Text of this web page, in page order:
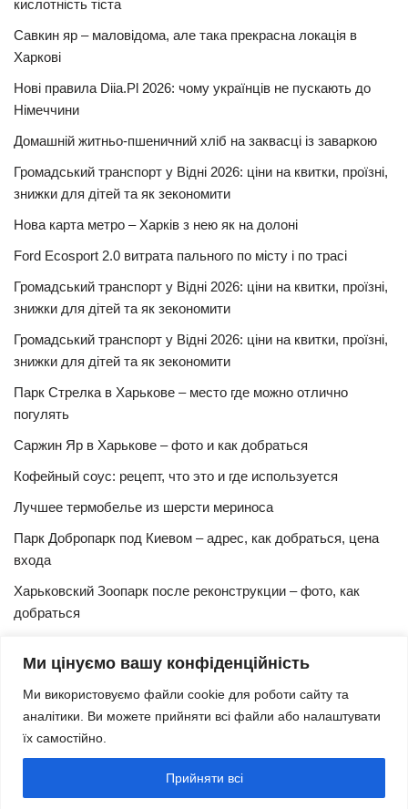
Ми цінуємо вашу конфіденційність
Ми використовуємо файли cookie для роботи сайту та
аналітики. Ви можете прийняти всі файли або налаштувати
їх самостійно.
Прийняти всі
кислотність тіста
Савкин яр – маловідома, але така прекрасна локація в
Харкові
Нові правила Diia.Pl 2026: чому українців не пускають до
Німеччини
Домашній житньо-пшеничний хліб на заквасці із заваркою
Громадський транспорт у Відні 2026: ціни на квитки, проїзні,
знижки для дітей та як зекономити
Нова карта метро – Харків з нею як на долоні
Ford Ecosport 2.0 витрата пального по місту і по трасі
Громадський транспорт у Відні 2026: ціни на квитки, проїзні,
знижки для дітей та як зекономити
Громадський транспорт у Відні 2026: ціни на квитки, проїзні,
знижки для дітей та як зекономити
Парк Стрелка в Харькове – место где можно отлично
погулять
Саржин Яр в Харькове – фото и как добраться
Кофейный соус: рецепт, что это и где используется
Лучшее термобелье из шерсти мериноса
Парк Добропарк под Киевом – адрес, как добраться, цена
входа
Харьковский Зоопарк после реконструкции – фото, как
добраться
домашних условиях
Харьковская Швейцария – цены, адрес, как добраться
Маршрут и расписание 27 троллейбуса (Харьков)
Трамвай № 3 Харьков – маршрут, время и интервал